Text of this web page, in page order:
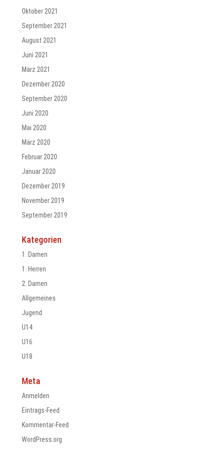
Oktober 2021
September 2021
August 2021
Juni 2021
März 2021
Dezember 2020
September 2020
Juni 2020
Mai 2020
März 2020
Februar 2020
Januar 2020
Dezember 2019
November 2019
September 2019
Kategorien
1. Damen
1. Herren
2. Damen
Allgemeines
Jugend
U14
U16
U18
Meta
Anmelden
Eintrags-Feed
Kommentar-Feed
WordPress.org